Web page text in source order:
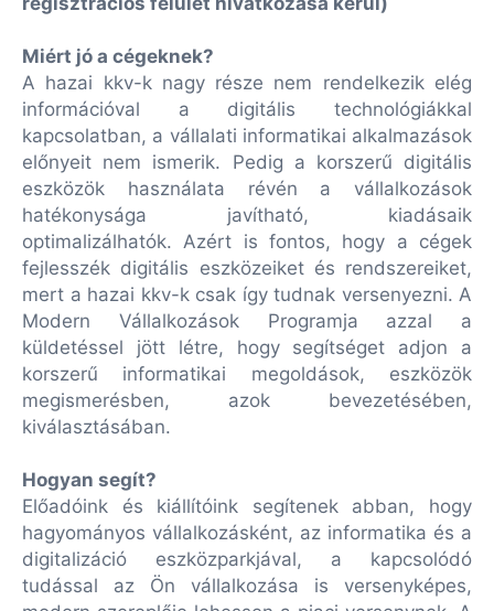
Miért jó a cégeknek?
A hazai kkv-k nagy része nem rendelkezik elég
információval a digitális technológiákkal
kapcsolatban, a vállalati informatikai alkalmazások
előnyeit nem ismerik. Pedig a korszerű digitális
eszközök használata révén a vállalkozások
hatékonysága javítható, kiadásaik
optimalizálhatók. Azért is fontos, hogy a cégek
fejlesszék digitális eszközeiket és rendszereiket,
mert a hazai kkv-k csak így tudnak versenyezni. A
Modern Vállalkozások Programja azzal a
küldetéssel jött létre, hogy segítséget adjon a
korszerű informatikai megoldások, eszközök
megismerésben, azok bevezetésében,
kiválasztásában.
Hogyan segít?
Előadóink és kiállítóink segítenek abban, hogy
hagyományos vállalkozásként, az informatika és a
digitalizáció eszközparkjával, a kapcsolódó
tudással az Ön vállalkozása is versenyképes,